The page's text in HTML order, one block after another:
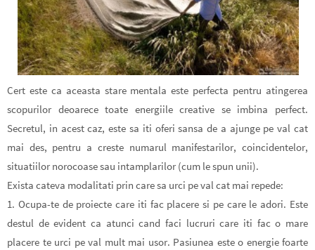
Cert este ca aceasta stare mentala este perfecta pentru atingerea
scopurilor deoarece toate energiile creative se imbina perfect.
Secretul, in acest caz, este sa iti oferi sansa de a ajunge pe val cat
mai des, pentru a creste numarul manifestarilor, coincidentelor,
situatiilor norocoase sau intamplarilor (cum le spun unii).
Exista cateva modalitati prin care sa urci pe val cat mai repede:
1. Ocupa-te de proiecte care iti fac placere si pe care le adori. Este
destul de evident ca atunci cand faci lucruri care iti fac o mare
placere te urci pe val mult mai usor. Pasiunea este o energie foarte